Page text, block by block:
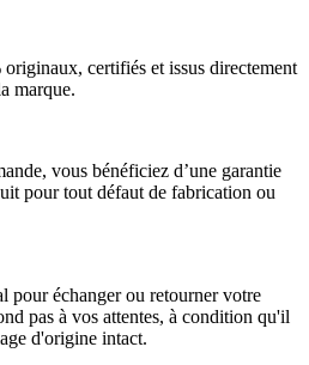
certifiés et issus directement
marque.
vous bénéficiez d’une garantie
pour tout défaut de fabrication ou
pour échanger ou retourner votre
pas à vos attentes, à condition qu'il
d'origine intact.